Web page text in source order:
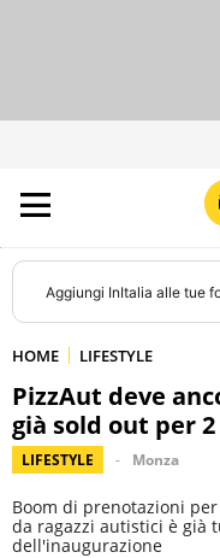
Aggiungi InItalia alle tue
HOME LIFESTYLE
PizzAut deve
già sold out per
LIFESTYLE Monza
Boom di prenotazioni
da ragazzi autistici è già
dell'inaugurazione